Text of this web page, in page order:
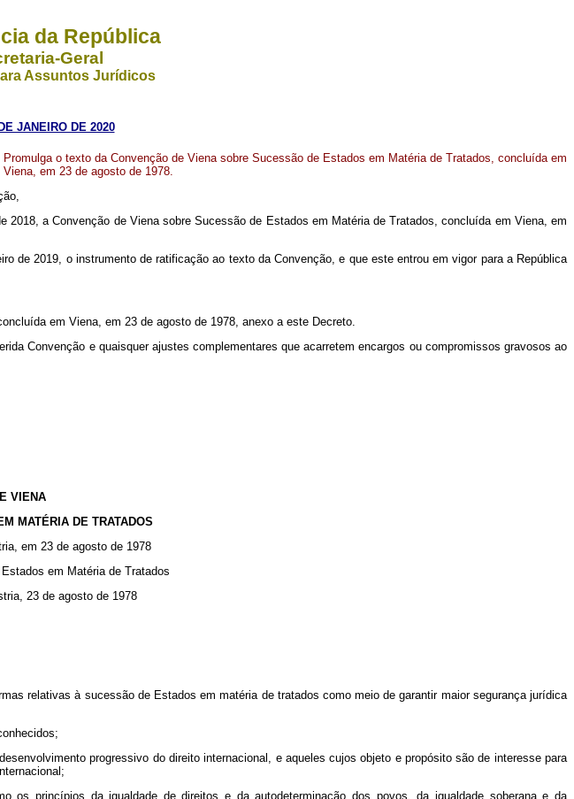
da República
Geral
Assuntos Jurídicos
JANEIRO DE 2020
Promulga o texto da Convenção de Viena sobre Sucessão de Estados em Matéria de Tratados, concluída em
Viena, em 23 de agosto de 1978.
a Convenção de Viena sobre Sucessão de Estados em Matéria de Tratados, concluída em Viena, em
de 2019, o instrumento de ratificação ao texto da Convenção, e que este entrou em vigor para a República
em Viena, em 23 de agosto de 1978, anexo a este Decreto.
Convenção e quaisquer ajustes complementares que acarretem encargos ou compromissos gravosos ao
VIENA
MATÉRIA DE TRATADOS
em 23 de agosto de 1978
em Matéria de Tratados
23 de agosto de 1978
relativas à sucessão de Estados em matéria de tratados como meio de garantir maior segurança jurídica
progressivo do direito internacional, e aqueles cujos objeto e propósito são de interesse para
os princípios da igualdade de direitos e da autodeterminação dos povos, da igualdade soberana e da